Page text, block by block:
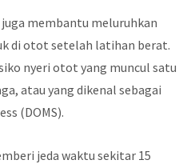
membantu meluruhkan
di otot setelah latihan berat.
nyeri otot yang muncul satu
atau yang dikenal sebagai
(DOMS).
jeda waktu sekitar 15